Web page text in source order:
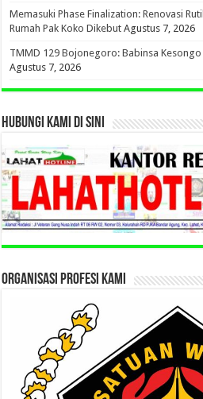
Memasuki Phase Finalization: Renovasi
Rumah Pak Koko Dikebut Agustus 7, 2026
TMMD 129 Bojonegoro: Babinsa Kesongo
Agustus 7, 2026
HUBUNGI KAMI DI SINI
ORGANISASI PROFESI KAMI